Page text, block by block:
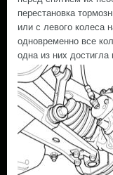
перестановка
или с левого колеса
одновременно все
одна из них достигла